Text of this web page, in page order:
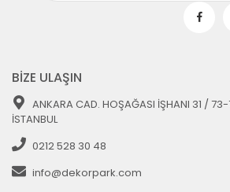
BİZE ULAŞIN
ANKARA CAD. HOŞAĞASI İŞHANI 31 / 73-
İSTANBUL
0212 528 30 48
info@dekorpark.com